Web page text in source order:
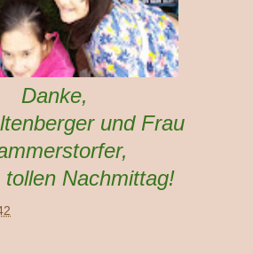
Danke,
und Frau
tollen Nachmittag!